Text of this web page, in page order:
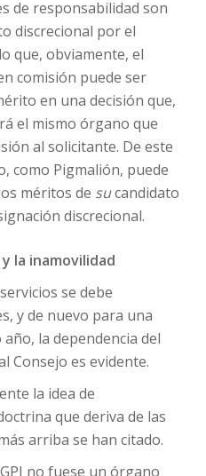
de responsabilidad son
discrecional por el
que, obviamente, el
comisión puede ser
en una decisión que,
el mismo órgano que
al solicitante. De este
como Pigmalión, puede
méritos de sucandidato
discrecional.
la inamovilidad
se debe
y de nuevo para una
la dependencia del
Consejo es evidente.
la idea de
que deriva de las
arriba se han citado.
no fuese un órgano